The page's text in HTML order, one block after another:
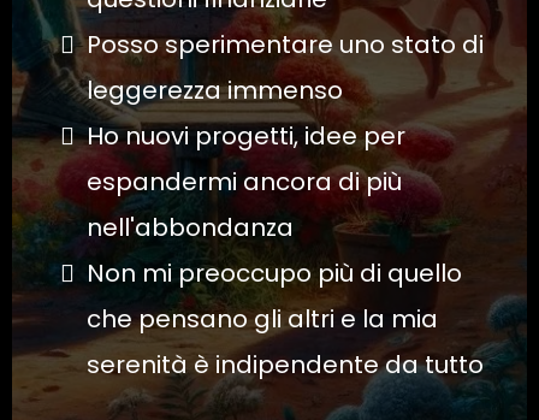
Posso sperimentare uno stato di
leggerezza immenso
Ho nuovi progetti, idee per
espandermi ancora di più
nell'abbondanza
Non mi preoccupo più di quello
che pensano gli altri e la mia
serenità è indipendente da tutto